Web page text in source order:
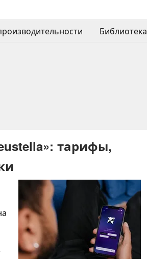
Библиотека
тарифы,